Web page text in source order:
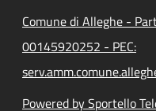
Comune di Alleghe -
00145920252 - PEC:
Powered by Sportello